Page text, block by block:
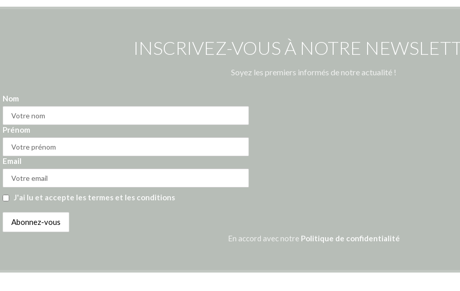
INSCRIVEZ-VOUS À NOTRE
Soyez les premiers informés de notre actualité !
Nom
Prénom
Email
J'ai lu et accepte les termes et les conditions
En accord avec notre Politique de confidentialité